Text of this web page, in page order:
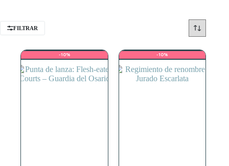
FILTRAR
-10% -10%